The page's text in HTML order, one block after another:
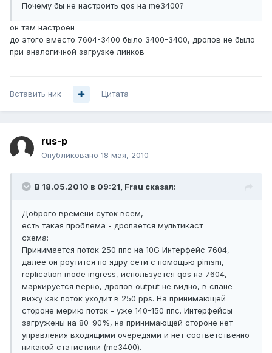
Почему бы не настроить qos на me3400?
он там настроен
до этого вместо 7604-3400 было 3400-3400, дропов не было
при аналогичной загрузке линков
Вставить ник Цитата
rus-p
Опубликовано 18 мая, 2010
В 18.05.2010 в 09:21, Frau сказал:
Доброго времени суток всем,
есть такая проблема - дропается мультикаст
схема:
Принимается поток 250 ппс на 10G Интерфейс 7604,
далее он роутится по ядру сети с помощью pimsm,
replication mode ingress, используется qos на 7604,
маркируется верно, дропов output не видно, в спане
вижу как поток уходит в 250 pps. На принимающей
стороне мерию поток - уже 140-150 ппс. Интерфейсы
загружены на 80-90%, на принимающей стороне нет
управления входящими очередями и нет соответственно
никакой статистики (me3400).